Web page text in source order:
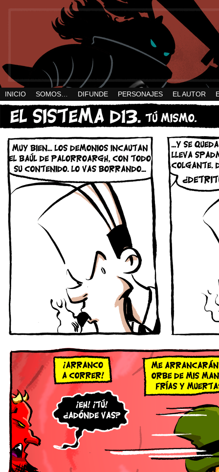
INICIO SOMOS… DIFUNDE PERSONAJES EL AUTOR